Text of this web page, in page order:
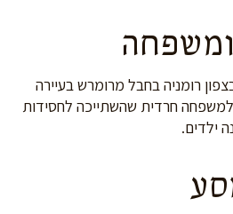
נולדה בשנת 1923 בצפון רומניה בחבל מרומרש בעיירה
למשפחה חרדית שהשתייכה לחסידות
ילדים.